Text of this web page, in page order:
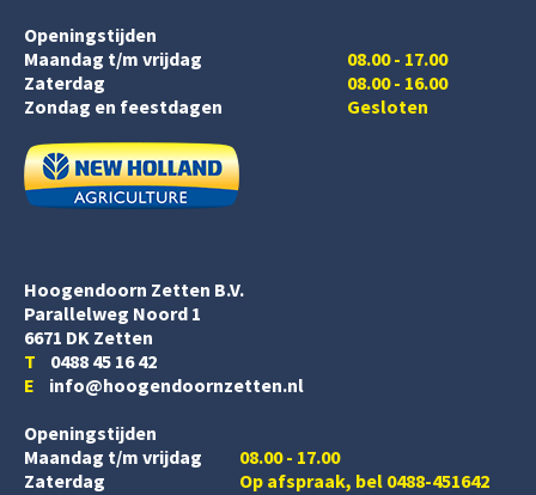
Openingstijden
Maandag t/m vrijdag
Zaterdag
08.00 - 17.00
08.00 - 16.00
Zondag en feestdagen
Gesloten
Hoogendoorn Zetten B.V.
Parallelweg Noord 1
6671 DK Zetten
T 0488 45 16 42
E info@hoogendoornzetten.nl
Openingstijden
Maandag t/m vrijdag
08.00 - 17.00
Zaterdag
Op afspraak, bel 0488-451642